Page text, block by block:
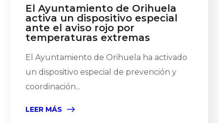
El Ayuntamiento de Orihuela
activa un dispositivo especial
ante el aviso rojo por
temperaturas extremas
El Ayuntamiento de Orihuela ha activado
un dispositivo especial de prevención y
coordinación...
LEER MÁS